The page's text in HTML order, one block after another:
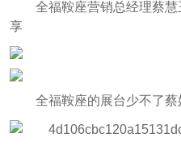
全福鞍座营销总经理蔡慧
享
全福鞍座的展台少不了